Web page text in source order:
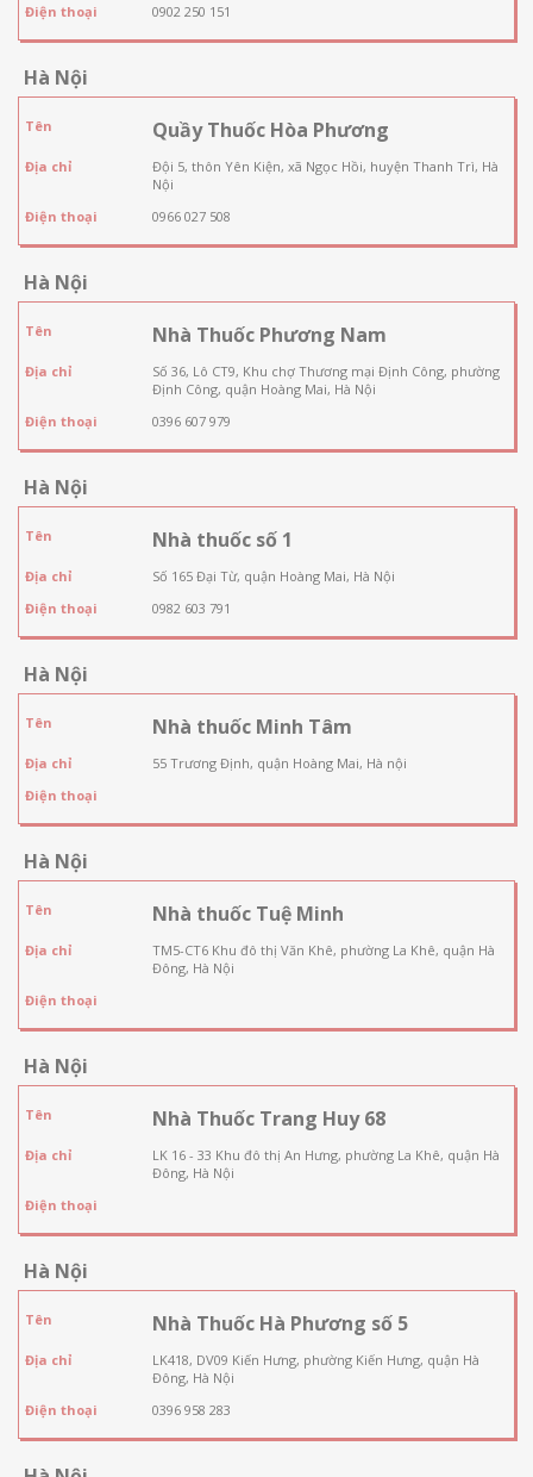
Điện thoại
0902 250 151
Hà Nội
Tên Quầy Thuốc Hòa Phương
Địa chỉ
Đội 5, thôn Yên Kiện, xã Ngọc Hồi, huyện Thanh Trì, Hà
Nội
Điện thoại
0966 027 508
Hà Nội
Tên Nhà Thuốc Phương Nam
Địa chỉ
Số 36, Lô CT9, Khu chợ Thương mại Định Công, phường
Định Công, quận Hoàng Mai, Hà Nội
Điện thoại
0396 607 979
Hà Nội
Tên Nhà thuốc số 1
Địa chỉ
Số 165 Đại Từ, quận Hoàng Mai, Hà Nội
Điện thoại
0982 603 791
Hà Nội
Tên Nhà thuốc Minh Tâm
Địa chỉ
55 Trương Định, quận Hoàng Mai, Hà nội
Điện thoại
Hà Nội
Tên Nhà thuốc Tuệ Minh
Địa chỉ
TM5-CT6 Khu đô thị Văn Khê, phường La Khê, quận Hà
Đông, Hà Nội
Điện thoại
Hà Nội
Tên Nhà Thuốc Trang Huy 68
Địa chỉ
LK 16 - 33 Khu đô thị An Hưng, phường La Khê, quận Hà
Đông, Hà Nội
Điện thoại
Hà Nội
Tên Nhà Thuốc Hà Phương số 5
Địa chỉ
LK418, DV09 Kiến Hưng, phường Kiến Hưng, quận Hà
Đông, Hà Nội
Điện thoại
0396 958 283